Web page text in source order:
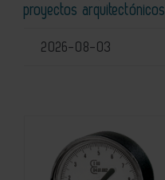
proyectos arquitectónicos
2026-08-03